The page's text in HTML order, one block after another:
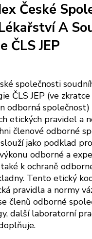
České
A
ČLS JEP
společnosti
ČLS JEP (ve zkratce
odborná
etických pravidel a
členové odborné
jako podklad
odborné a
k ochraně
Tento etický
pravidla a normy
členů odborné
další laboratorní